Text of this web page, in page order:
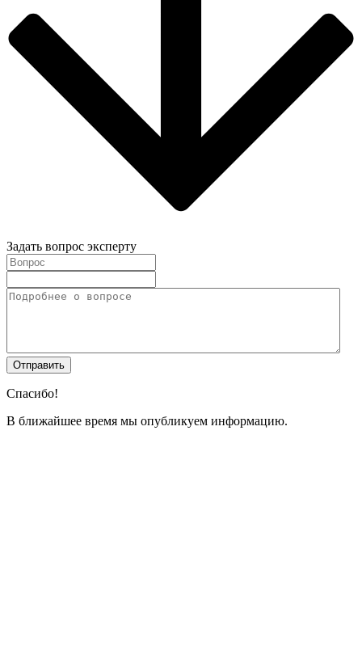
Задать вопрос эксперту
Спасибо!
В ближайшее время мы опубликуем информацию.